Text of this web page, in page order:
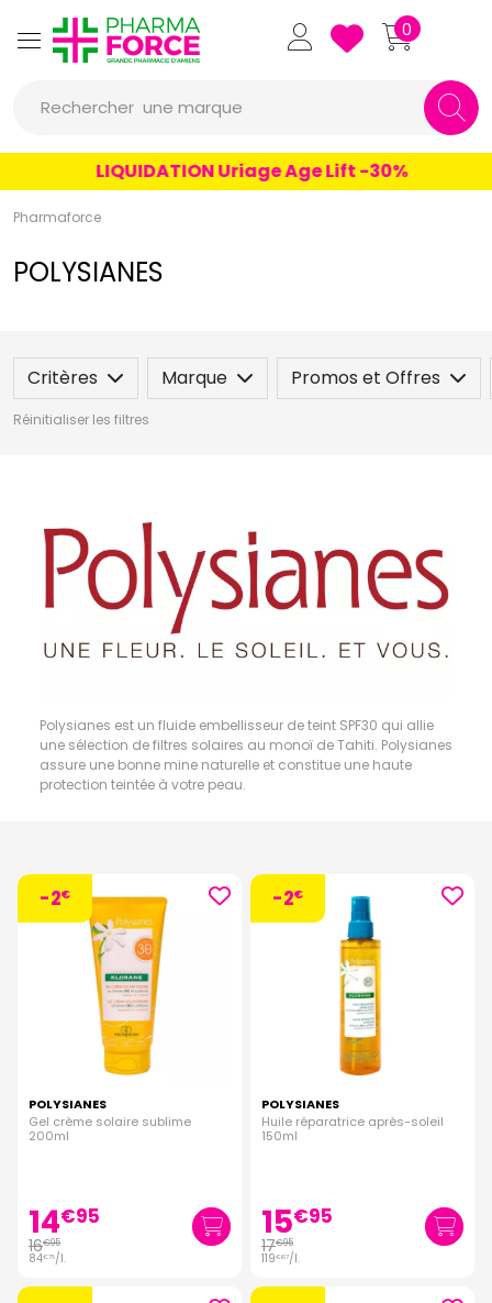
Pharmaforce Grande Pharmacie
0
Rechercher une marque
un conseil
un produit
LIQUIDATION Uriage Age Lift -30%
Pharmaforce
POLYSIANES
Critères Marque Promos et Offres
Réinitialiser les filtres
Polysianes est un fluide embellisseur de teint SPF30 qui allie
une sélection de filtres solaires au monoï de Tahiti. Polysianes
assure une bonne mine naturelle et constitue une haute
protection teintée à votre peau.
-2€
POLYSIANES
Gel crème solaire sublime
200ml
14€95
16€95
84€75/l.
-2€
POLYSIANES
Huile réparatrice après-soleil
150ml
15€95
17€95
119€67/l.